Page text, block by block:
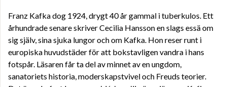
Franz Kafka dog 1924, drygt 40 år gammal i tuberkulos. Ett
århundrade senare skriver Cecilia Hansson en slags essä om
sig själv, sina sjuka lungor och om Kafka. Hon reser runt i
europiska huvudstäder för att bokstavligen vandra i hans
fotspår. Läsaren får ta del av minnet av en ungdom,
sanatoriets historia, moderskapstvivel och Freuds teorier.